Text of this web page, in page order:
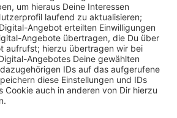
inspiziert wurde, sollte es
Stefanie musste zuvor
"Leute, da bin ich echt rot
wir müssen direkt wieder gehen.
da auf dem Tisch gegessen. Aber,
der hatte den da nur
– wir teilen doch gerne. Also
dann ins Interview, in dem